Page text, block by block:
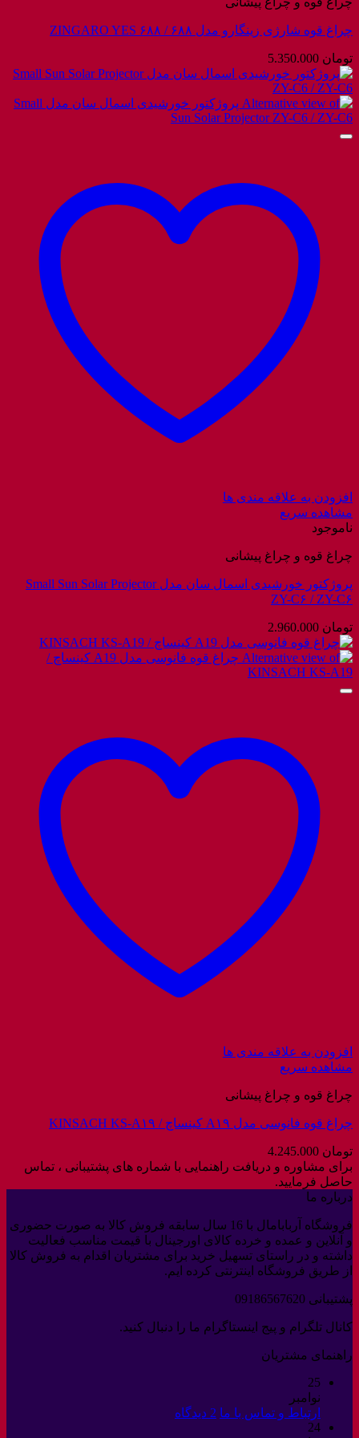
چراغ قوه شارژی زینگارو مدل ۶۸۸ / ZINGARO YES ۶۸۸
تومان
افزودن به علاقه مندی ها
مشاهده سریع
ناموجود
چراغ قوه و چراغ پیشانی
پروژکتور خورشیدی اسمال سان مدل Small Sun Solar Projector
ZY-C۶ / ZY-C۶
تومان
افزودن به علاقه مندی ها
مشاهده سریع
چراغ قوه و چراغ پیشانی
چراغ قوه فانوسی مدل A۱۹ کینساچ / KINSACH KS-A۱۹
تومان
برای مشاوره و دریافت راهنمایی با شماره های پشتیبانی ، تماس
حاصل فرمایید.
درباره ما
فروشگاه آربابامال با 16 سال سابقه فروش کالا به صورت حضوری
و آنلاین و عمده و خرده کالای اورجینال با قیمت مناسب فعالیت
داشته و در راستای تسهیل خرید برای مشتریان اقدام به فروش کالا
از طریق فروشگاه اینترنتی کرده ایم.
پشتیبانی 09186567620
کانال تلگرام و پیج اینستاگرام ما را دنبال کنید.
راهنمای مشتریان
25
نوامبر
ارتباط و تماس با ما 2 دیدگاه
24